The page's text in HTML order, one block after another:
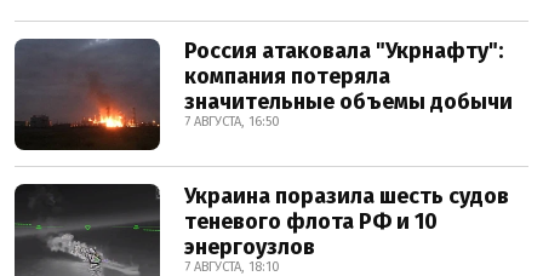
Россия атаковала "Укрнафту":
компания потеряла
значительные объемы добычи
7 АВГУСТА, 16:50
Украина поразила шесть судов
теневого флота РФ и 10
энергоузлов
7 АВГУСТА, 18:10